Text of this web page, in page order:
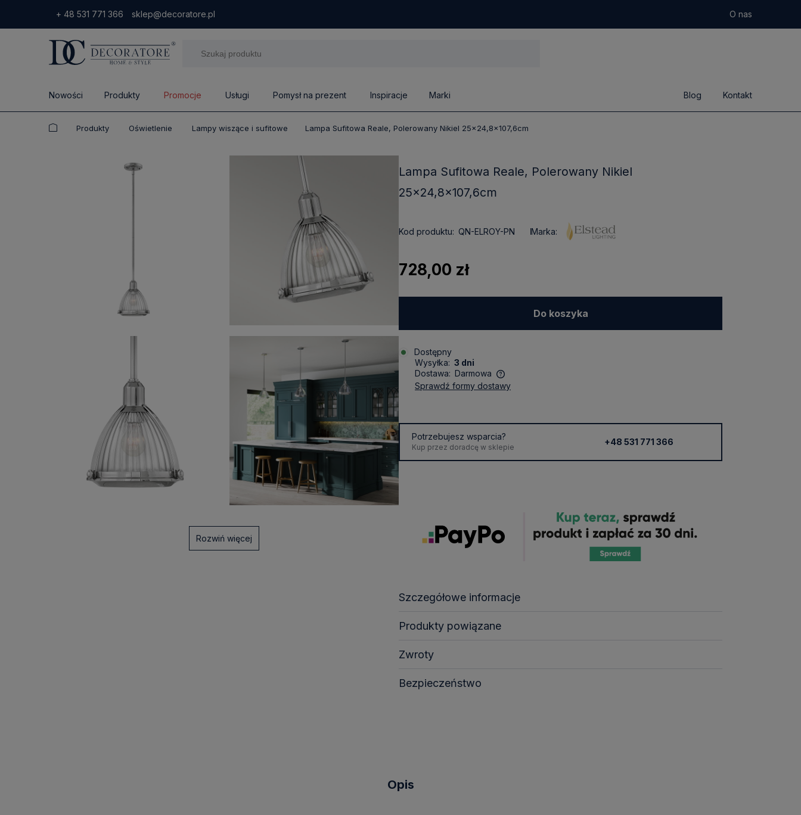
+ 48 531 771 366 sklep@decoratore.pl O nas
Nowości Produkty Promocje Usługi Pomysł na prezent Inspiracje Marki Blog Kontakt
Produkty Oświetlenie Lampy wiszące i sufitowe Lampa Sufitowa Reale, Polerowany Nikiel 25x24,8x107,6cm
Rozwiń więcej
Lampa Sufitowa Reale, Polerowany Nikiel
25x24,8x107,6cm
Kod produktu: QN-ELROY-PN Marka:
728,00 zł
Do koszyka
Dostępny
Wysyłka: 3 dni
Dostawa: Darmowa
Cena nie zawiera ewentualnych
kosztów płatności
sprawdź formy dostawy
Potrzebujesz wsparcia?
Kup przez doradcę w sklepie
+48 531 771 366
Szczegółowe informacje
Produkty powiązane
Zwroty
Bezpieczeństwo
Opis